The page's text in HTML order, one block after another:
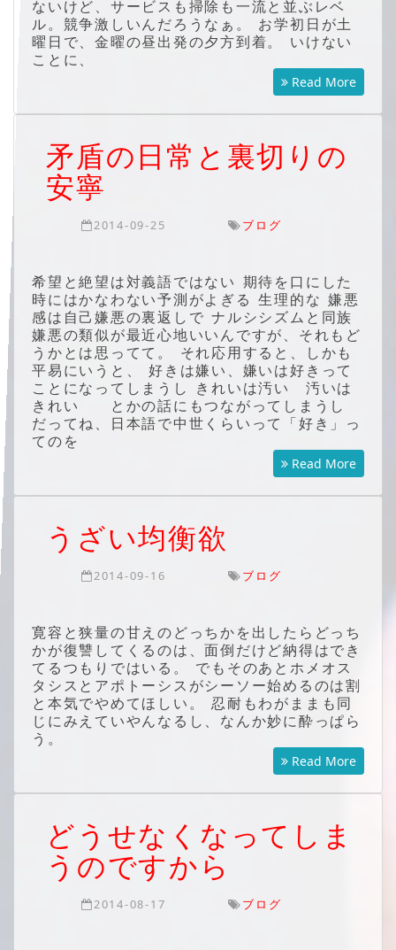
ないけど、サービスも掃除も一流と並ぶレベ
ル。競争激しいんだろうなぁ。 お学初日が土
曜日で、金曜の昼出発の夕方到着。 いけない
ことに、
Read More
矛盾の日常と裏切りの
安寧
2014-09-25 ブログ
希望と絶望は対義語ではない 期待を口にした
時にはかなわない予測がよぎる 生理的な 嫌悪
感は自己嫌悪の裏返しで ナルシシズムと同族
嫌悪の類似が最近心地いいんですが、それもど
うかとは思ってて。 それ応用すると、しかも
平易にいうと、 好きは嫌い、嫌いは好きって
ことになってしまうし きれいは汚い 汚いは
きれい とかの話にもつながってしまうし
だってね、日本語で中世くらいって「好き」っ
てのを
Read More
うざい均衡欲
2014-09-16 ブログ
寛容と狭量の甘えのどっちかを出したらどっち
かが復讐してくるのは、面倒だけど納得はでき
てるつもりではいる。 でもそのあとホメオス
タシスとアポトーシスがシーソー始めるのは割
と本気でやめてほしい。 忍耐もわがままも同
じにみえていやんなるし、なんか妙に酔っぱら
う。
Read More
どうせなくなってしま
うのですから
2014-08-17 ブログ